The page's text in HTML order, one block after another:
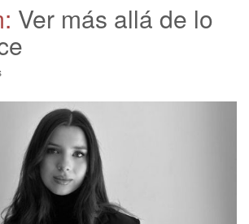
Ver más allá de lo